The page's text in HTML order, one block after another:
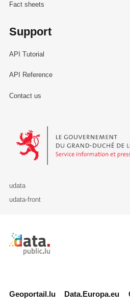
Fact sheets
Support
API Tutorial
API Reference
Contact us
Le Gouvernement du Grand-Duché
udata
udata-front
Retour à l'accueil de
Geoportail.lu Data.Europa.eu